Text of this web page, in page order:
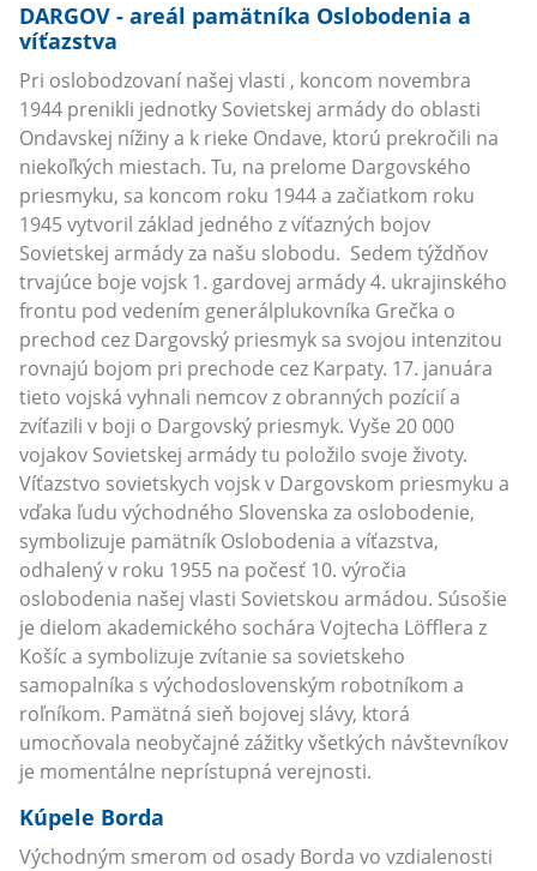
DARGOV - areál pamätníka Oslobodenia a
víťazstva
Pri oslobodzovaní našej vlasti , koncom novembra
1944 prenikli jednotky Sovietskej armády do oblasti
Ondavskej nížiny a k rieke Ondave, ktorú prekročili na
niekoľkých miestach. Tu, na prelome Dargovského
priesmyku, sa koncom roku 1944 a začiatkom roku
1945 vytvoril základ jedného z víťazných bojov
Sovietskej armády za našu slobodu. Sedem týždňov
trvajúce boje vojsk 1. gardovej armády 4. ukrajinského
frontu pod vedením generálplukovníka Grečka o
prechod cez Dargovský priesmyk sa svojou intenzitou
rovnajú bojom pri prechode cez Karpaty. 17. januára
tieto vojská vyhnali nemcov z obranných pozícií a
zvíťazili v boji o Dargovský priesmyk. Vyše 20 000
vojakov Sovietskej armády tu položilo svoje životy.
Víťazstvo sovietskych vojsk v Dargovskom priesmyku a
vďaka ľudu východného Slovenska za oslobodenie,
symbolizuje pamätník Oslobodenia a víťazstva,
odhalený v roku 1955 na počesť 10. výročia
oslobodenia našej vlasti Sovietskou armádou. Súsošie
je dielom akademického sochára Vojtecha Löfflera z
Košíc a symbolizuje zvítanie sa sovietskeho
samopalníka s východoslovenským robotníkom a
roľníkom. Pamätná sieň bojovej slávy, ktorá
umocňovala neobyčajné zážitky všetkých návštevníkov
je momentálne neprístupná verejnosti.
Kúpele Borda
Východným smerom od osady Borda vo vzdialenosti